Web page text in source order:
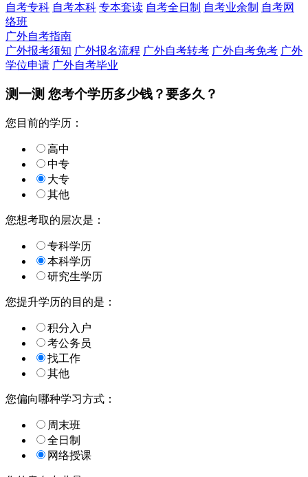
自考专科 自考本科 专本套读 自考全日制 自考业余制 自考网
络班
广外自考指南
广外报考须知 广外报名流程 广外自考转考 广外自考免考 广外
学位申请 广外自考毕业
测一测 您考个学历多少钱？要多久？
您目前的学历：
高中
中专
大专
其他
您想考取的层次是：
专科学历
本科学历
研究生学历
您提升学历的目的是：
积分入户
考公务员
找工作
其他
您偏向哪种学习方式：
周末班
全日制
网络授课